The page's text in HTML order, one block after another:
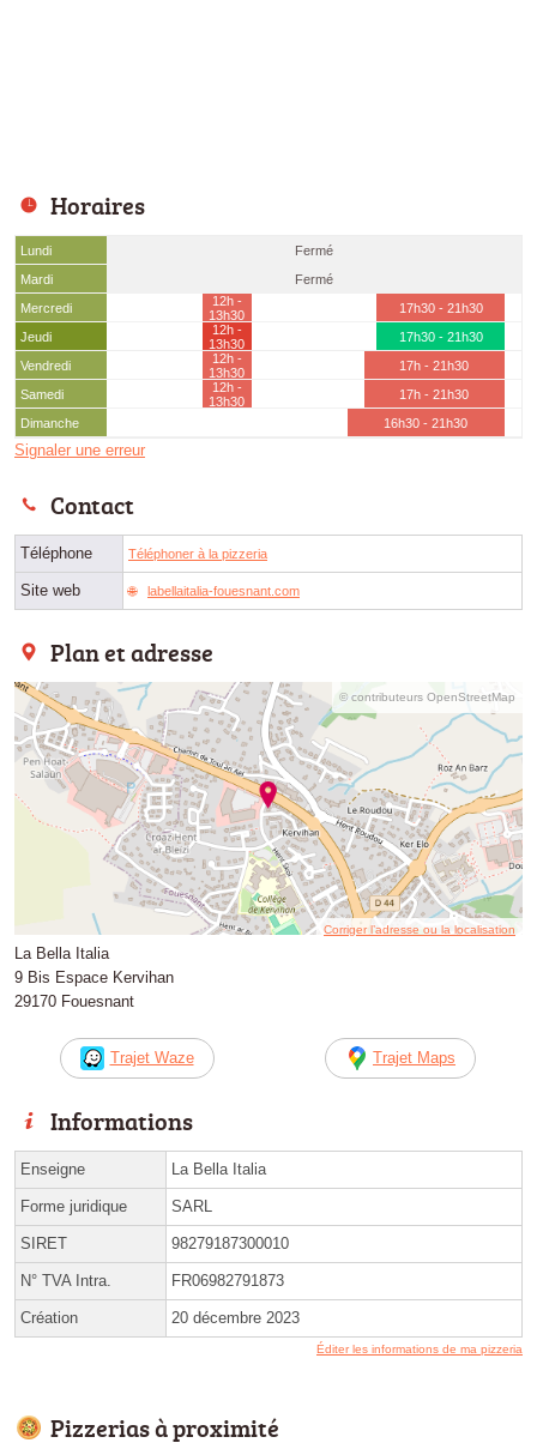
Horaires
Lundi
Fermé
Mardi
Fermé
Mercredi
12h -
13h30
17h30 - 21h30
Jeudi
12h -
13h30
17h30 - 21h30
Vendredi
12h -
13h30
17h - 21h30
Samedi
12h -
13h30
17h - 21h30
Dimanche
16h30 - 21h30
Signaler une erreur
Contact
Téléphone Téléphoner à la pizzeria
Site web labellaitalia-fouesnant.com
Plan et adresse
© contributeurs OpenStreetMap
Corriger l’adresse ou la localisation
La Bella Italia
9 Bis Espace Kervihan
29170 Fouesnant
Trajet Waze Trajet Maps
Informations
Enseigne La Bella Italia
Forme juridique SARL
SIRET 98279187300010
N° TVA Intra. FR06982791873
Création 20 décembre 2023
Éditer les informations de ma pizzeria
Pizzerias à proximité